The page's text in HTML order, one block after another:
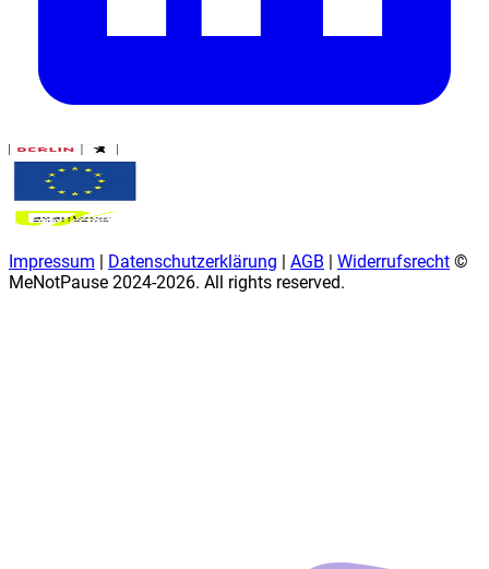
Impressum | Datenschutzerklärung | AGB | Widerrufsrecht ©
MeNotPause 2024-2026. All rights reserved.